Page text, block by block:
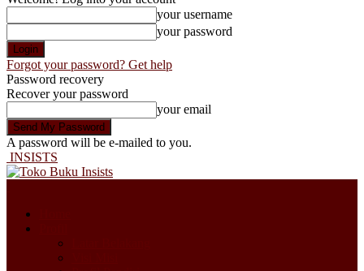
your username
your password
Forgot your password? Get help
Password recovery
Recover your password
your email
A password will be e-mailed to you.
INSISTS